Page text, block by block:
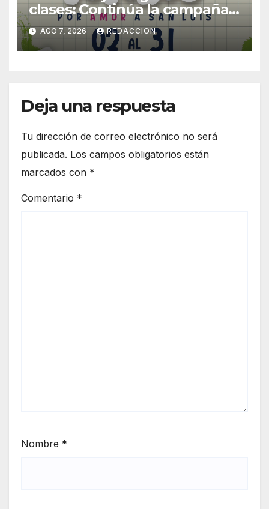
clases: Continúa la campaña
de recolección de útiles
«Coloreando Futuros»
AGO 7, 2026 REDACCION
Deja una respuesta
Tu dirección de correo electrónico no será
publicada. Los campos obligatorios están
marcados con *
Comentario *
Nombre *